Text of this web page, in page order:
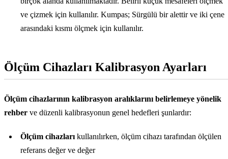
ve çizmek için kullanılır. Kumpas; Sürgülü bir alettir ve iki çene
arasındaki kısmı ölçmek için kullanılır.
Ölçüm Cihazları Kalibrasyon Ayarları
Ölçüm cihazlarının kalibrasyon aralıklarını belirlemeye yönelik
rehber ve düzenli kalibrasyonun genel hedefleri şunlardır:
Ölçüm cihazları kullanılırken, ölçüm cihazı tarafından ölçülen
referans değer ve değer